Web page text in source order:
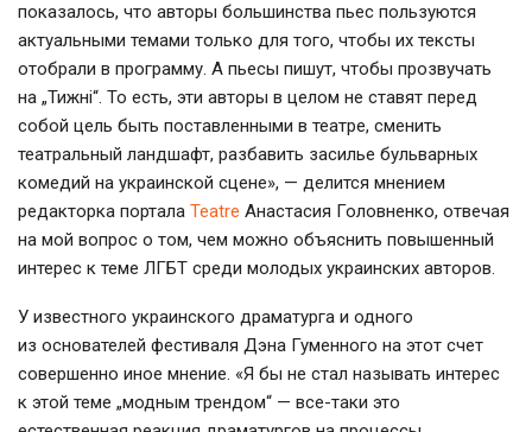
показалось, что авторы большинства пьес пользуются
актуальными темами только для того, чтобы их тексты
отобрали в программу. А пьесы пишут, чтобы прозвучать
на „Тижні“. То есть, эти авторы в целом не ставят перед
собой цель быть поставленными в театре, сменить
театральный ландшафт, разбавить засилье бульварных
комедий на украинской сцене», — делится мнением
редакторка портала Teatre Анастасия Головненко, отвечая
на мой вопрос о том, чем можно объяснить повышенный
интерес к теме ЛГБТ среди молодых украинских авторов.
У известного украинского драматурга и одного
из основателей фестиваля Дэна Гуменного на этот счет
совершенно иное мнение. «Я бы не стал называть интерес
к этой теме „модным трендом“ — все-таки это